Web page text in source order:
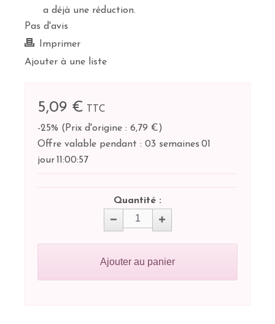
a déjà une réduction.
Pas d'avis
Imprimer
Ajouter à une liste
5,09 €
TTC
-25% ( Prix d'origine : 6,79 €)
Offre valable pendant : 03 semaines 01
jour 11:00:57
Quantité :
Ajouter au panier